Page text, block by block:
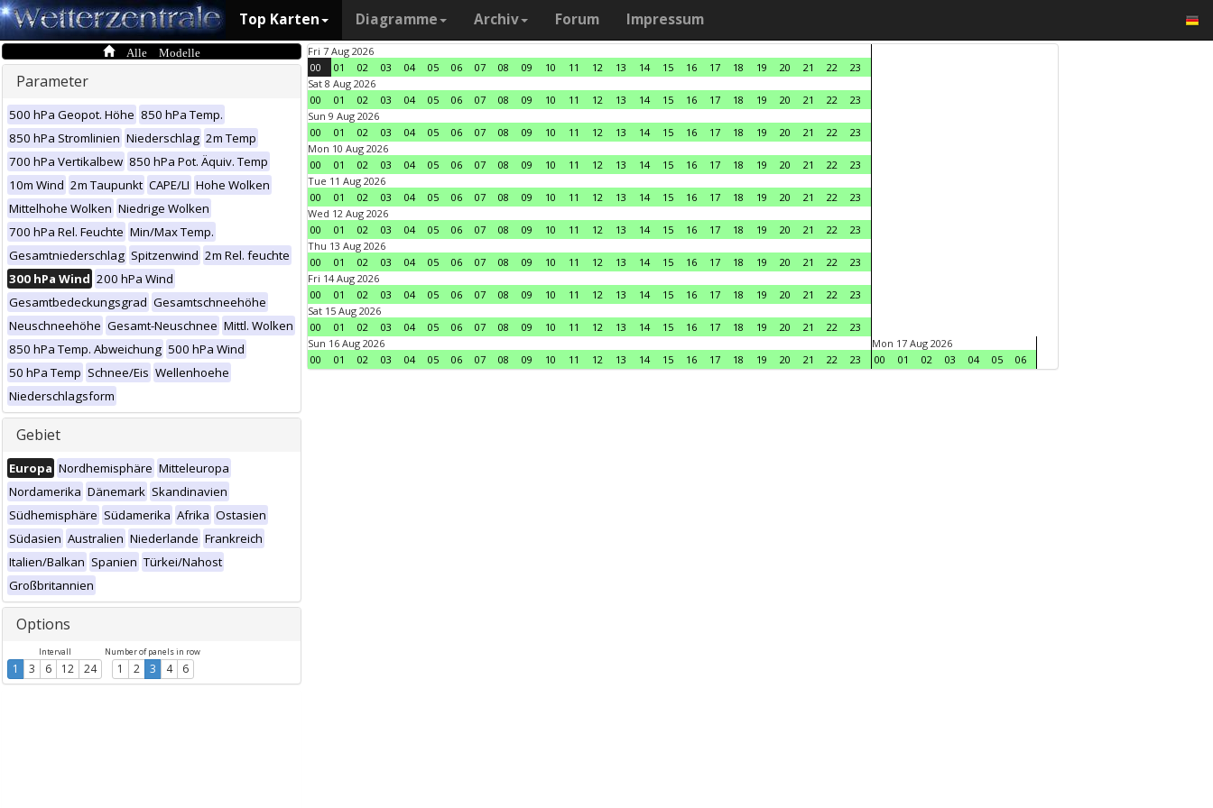
Top Karten Diagramme Archiv Forum Impressum
Alle Modelle
Parameter
500 hPa Geopot. Höhe 850 hPa Temp.
850 hPa Stromlinien Niederschlag 2m Temp
700 hPa Vertikalbew 850 hPa Pot. Äquiv. Temp
10m Wind 2m Taupunkt CAPE/LI Hohe Wolken
Mittelhohe Wolken Niedrige Wolken
700 hPa Rel. Feuchte Min/Max Temp.
Gesamtniederschlag Spitzenwind 2m Rel. feuchte
300 hPa Wind 200 hPa Wind
Gesamtbedeckungsgrad Gesamtschneehöhe
Neuschneehöhe Gesamt-Neuschnee Mittl. Wolken
850 hPa Temp. Abweichung 500 hPa Wind
50 hPa Temp Schnee/Eis Wellenhoehe
Niederschlagsform
Gebiet
Europa Nordhemisphäre Mitteleuropa
Nordamerika Dänemark Skandinavien
Südhemisphäre Südamerika Afrika Ostasien
Südasien Australien Niederlande Frankreich
Italien/Balkan Spanien Türkei/Nahost
Großbritannien
Options
Intervall
1 3 6 12 24
Number of panels in row
1 2 3 4 6
Fri 7 Aug 2026
00
01 02 03 04 05 06 07 08 09 10 11 12 13 14 15 16 17 18 19 20 21 22
23
Sat 8 Aug 2026
00
01 02 03 04 05 06 07 08 09 10 11 12 13 14 15 16 17 18 19 20 21 22
23
Sun 9 Aug 2026
00
01 02 03 04 05 06 07 08 09 10 11 12 13 14 15 16 17 18 19 20 21 22
23
Mon 10 Aug 2026
00
01 02 03 04 05 06 07 08 09 10 11 12 13 14 15 16 17 18 19 20 21 22
23
Tue 11 Aug 2026
00
01 02 03 04 05 06 07 08 09 10 11 12 13 14 15 16 17 18 19 20 21 22
23
Wed 12 Aug 2026
00
01 02 03 04 05 06 07 08 09 10 11 12 13 14 15 16 17 18 19 20 21 22
23
Thu 13 Aug 2026
00
01 02 03 04 05 06 07 08 09 10 11 12 13 14 15 16 17 18 19 20 21 22
23
Fri 14 Aug 2026
00
01 02 03 04 05 06 07 08 09 10 11 12 13 14 15 16 17 18 19 20 21 22
23
Sat 15 Aug 2026
00
01 02 03 04 05 06 07 08 09 10 11 12 13 14 15 16 17 18 19 20 21 22
23
Sun 16 Aug 2026
00
01 02 03 04 05 06 07 08 09 10 11 12 13 14 15 16 17 18 19 20 21 22 23
Mon 17 Aug 2026
00
01 02 03 04 05 06